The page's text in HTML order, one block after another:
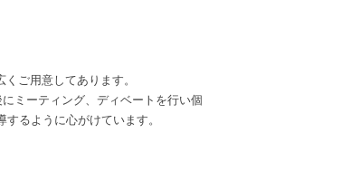
ご用意してあります。
ミーティング、ディベートを行い個
るように心がけています。